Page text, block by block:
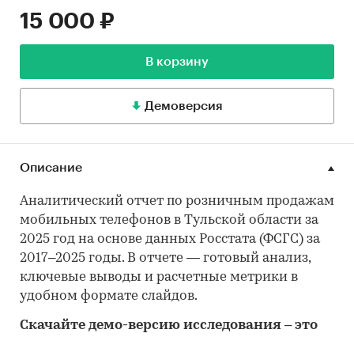
15 000 ₽
В корзину
Демоверсия
Описание
Аналитический отчет по розничным продажам
мобильных телефонов в Тульской области за
2025 год на основе данных Росстата (ФСГС) за
2017–2025 годы. В отчете — готовый анализ,
ключевые выводы и расчетные метрики в
удобном формате слайдов.
Скачайте демо-версию исследования – это